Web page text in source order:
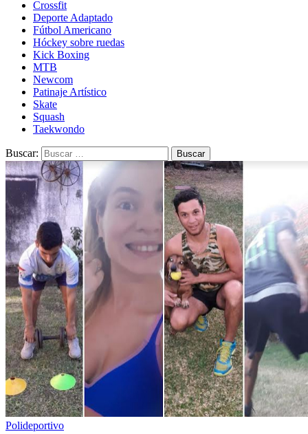
Crossfit
Deporte Adaptado
Fútbol Americano
Hóckey sobre ruedas
Kick Boxing
MTB
Newcom
Patinaje Artístico
Skate
Squash
Taekwondo
Buscar:
Polideportivo